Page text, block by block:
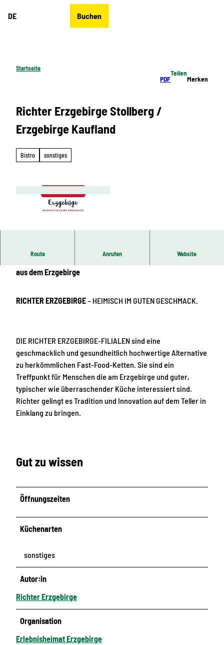
DE Buchen
Startseite
PDF
Teilen
Merken
Richter Erzgebirge Stollberg /
Erzgebirge Kaufland
Bistro sonstiges
Route Anrufen Website
aus dem Erzgebirge
RICHTER ERZGEBIRGE– HEIMISCH IM GUTEN GESCHMACK.
DIE RICHTER ERZGEBIRGE-FILIALEN sind eine
geschmacklich und gesundheitlich hochwertige Alternative
zu herkömmlichen Fast-Food-Ketten. Sie sind ein
Treffpunkt für Menschen die am Erzgebirge und guter,
typischer wie überraschender Küche interessiert sind.
Richter gelingt es Tradition und Innovation auf dem Teller in
Einklang zu bringen.
Gut zu wissen
Öffnungszeiten
Küchenarten
sonstiges
Autor:in
Richter Erzgebirge
Organisation
Erlebnisheimat Erzgebirge